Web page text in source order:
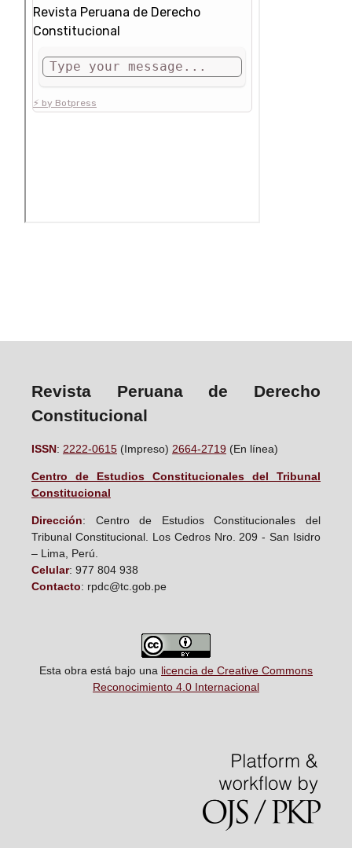
Revista Peruana de Derecho
Constitucional
ISSN: 2222-0615(Impreso) 2664-2719(En línea)
Centro de Estudios Constitucionales del Tribunal
Constitucional
Dirección: Centro de Estudios Constitucionales del
Tribunal Constitucional. Los Cedros Nro. 209 - San Isidro
– Lima, Perú.
Celular: 977 804 938
Contacto: rpdc@tc.gob.pe
Esta obra está bajo una licencia de Creative Commons
Reconocimiento 4.0 Internacional